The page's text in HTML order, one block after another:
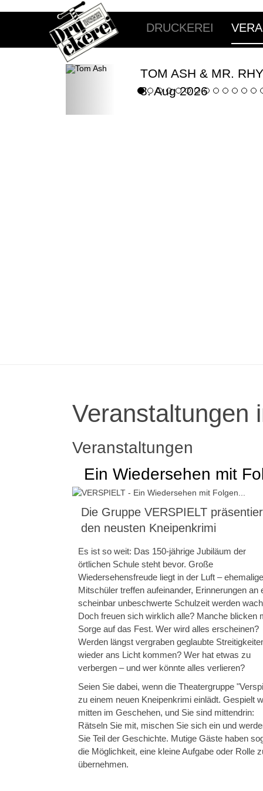
DRUCKEREI
TOM ASH & MR.
8. Aug 2026
Veranstaltungen
Veranstaltungen
Ein Wiedersehen mit
Die Gruppe VERSPIELT
den neusten Kneipenkrimi
Es ist so weit: Das 150-jährige Jubiläum der
örtlichen Schule steht bevor. Große
Wiedersehensfreude liegt in der Luft – ehemalige
Mitschüler treffen aufeinander, Erinnerungen an
scheinbar unbeschwerte Schulzeit werden
Doch freuen sich wirklich alle? Manche blicken
Sorge auf das Fest. Wer wird alles erscheinen?
Werden längst vergraben geglaubte
wieder ans Licht kommen? Wer hat etwas zu
verbergen – und wer könnte alles verlieren?
Seien Sie dabei, wenn die Theatergruppe
zu einem neuen Kneipenkrimi einlädt. Gespielt
mitten im Geschehen, und Sie sind mittendrin:
Rätseln Sie mit, mischen Sie sich ein und
Sie Teil der Geschichte. Mutige Gäste haben
die Möglichkeit, eine kleine Aufgabe oder Rolle
übernehmen.